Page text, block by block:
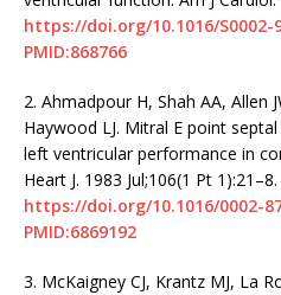
https://doi.org/10.1016/S0002-
PMID:868766
2. Ahmadpour H, Shah AA, Allen
Haywood LJ. Mitral E point
left ventricular performance in
Heart J. 1983 Jul;106(1 Pt 1):21–8.
https://doi.org/10.1016/0002-
PMID:6869192
3. McKaigney CJ, Krantz MJ, La